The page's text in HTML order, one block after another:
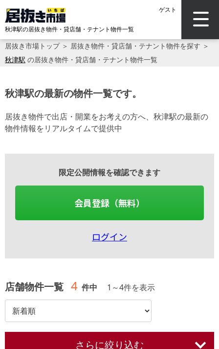
ゲスト
秋津駅の居抜き物件・貸店舗・テナント物件一覧
居抜き市場トップ＞ 居抜き物件・貸店舗・テナント物件を探す ＞
秋津駅 の居抜き物件・貸店舗・テナント物件一覧
秋津駅の最新の物件一覧です。
居抜き物件で出店・開業をお考えの方へ、秋津駅の最新の
物件情報をリアルタイムで提供中
限定公開情報を確認できます
会員登録（無料）
ログイン
店舗物件一覧 4 件中 1 ～4件を表示
さらに絞り込む